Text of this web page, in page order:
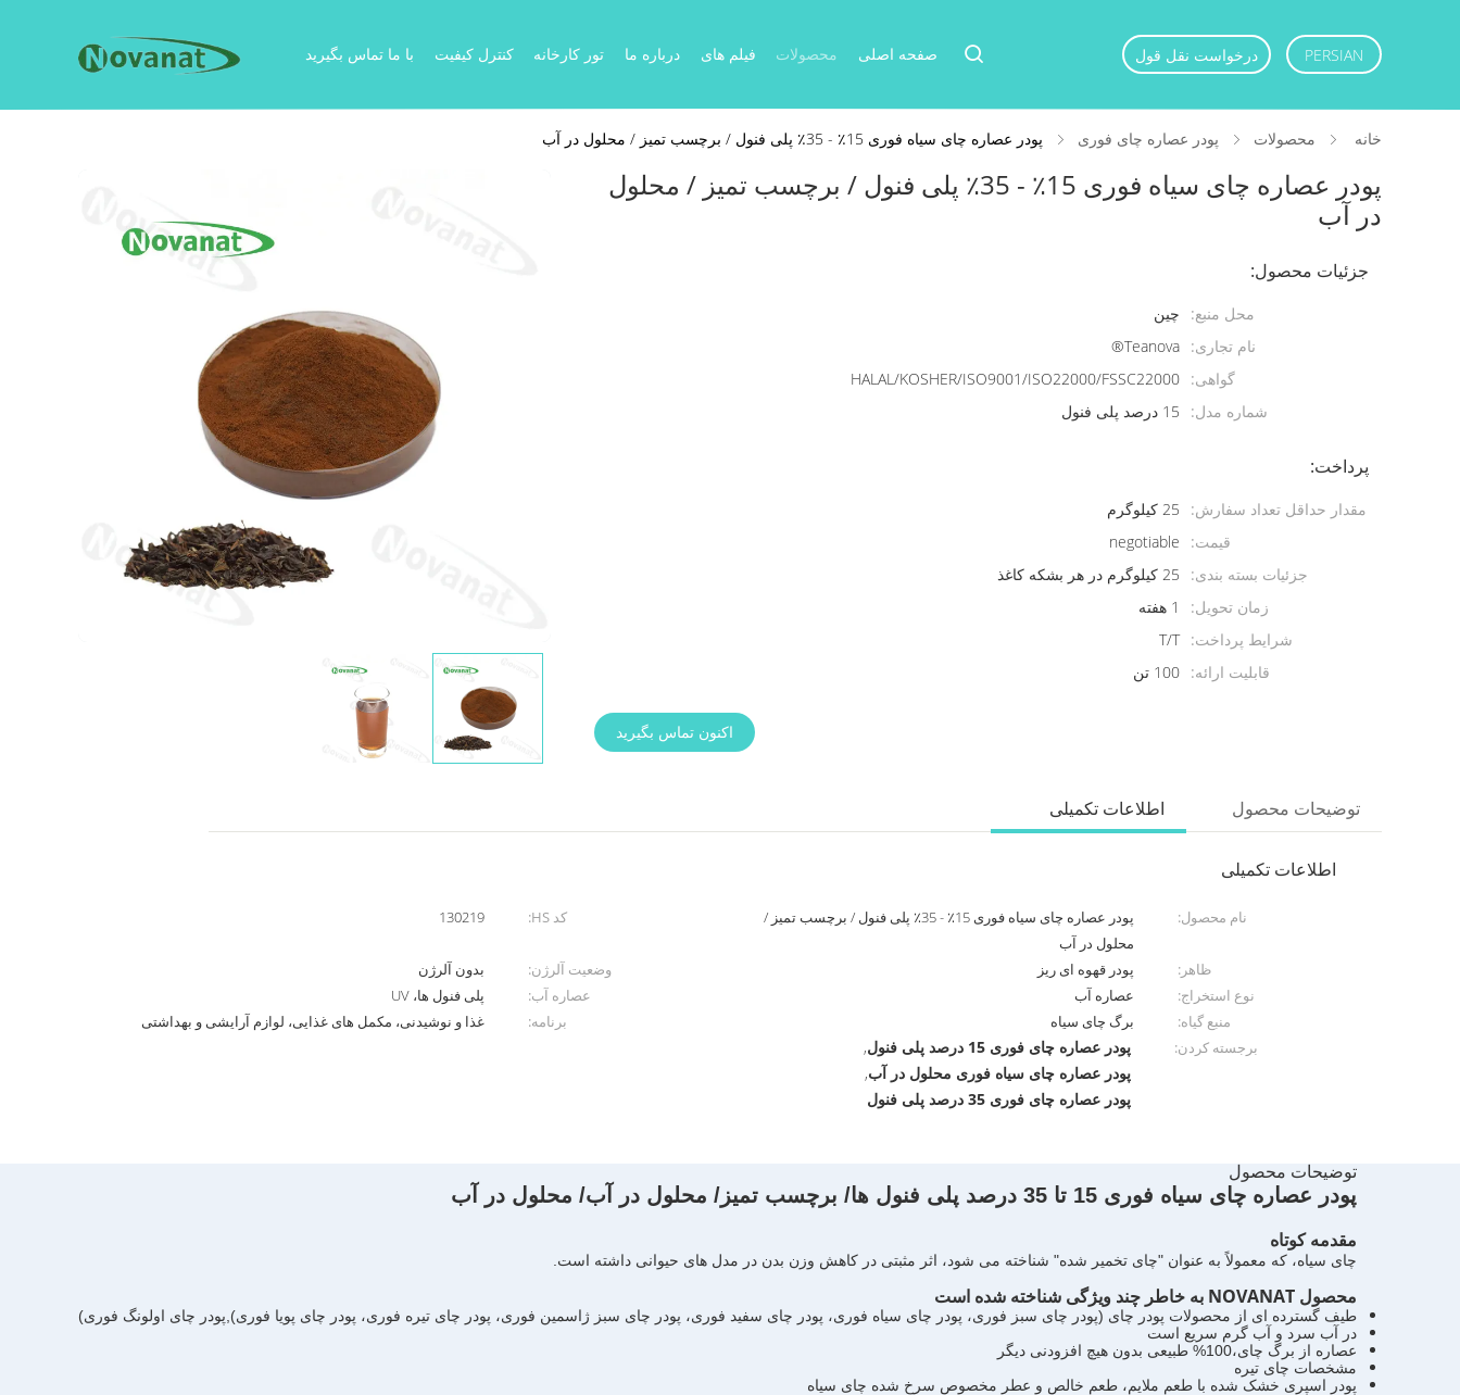
صفحه اصلی محصولات فیلم های درباره ما تور کارخانه کنترل کیفیت با ما تماس بگیرید درخواست نقل قول PERSIAN
خانه محصولات پودر عصاره چای فوری پودر عصاره چای سیاه فوری 15٪ - 35٪ پلی فنول / برچسب تمیز / محلول در آب
پودر عصاره چای سیاه فوری 15٪ - 35٪ پلی فنول / برچسب تمیز / محلول
در آب
جزئیات محصول:
محل منبع:
چین
نام تجاری: Teanova®
گواهی: HALAL/KOSHER/ISO9001/ISO22000/FSSC22000
شماره مدل:
15 درصد پلی فنول
پرداخت:
مقدار حداقل تعداد سفارش:
25 کیلوگرم
قیمت:
negotiable
جزئیات بسته بندی:
25 کیلوگرم در هر بشکه کاغذ
زمان تحویل:
1 هفته
شرایط پرداخت: T/T
قابلیت ارائه: 100 تن
اکنون تماس بگیرید
اطلاعات تکمیلی توضیحات محصول
اطلاعات تکمیلی
نام محصول:
پودر عصاره چای سیاه فوری 15٪ - 35٪ پلی فنول / برچسب تمیز /
محلول در آب
کد HS: 130219
ظاهر: پودر قهوه ای ریز وضعیت آلرژن:
بدون آلرژن
نوع استخراج:
عصاره آب عصاره آب:
پلی فنول ها، UV
منبع گیاه:
برگ چای سیاه برنامه:
غذا و نوشیدنی، مکمل های غذایی، لوازم آرایشی و بهداشتی
برجسته کردن:
پودر عصاره چای فوری 15 درصد پلی فنول ,
پودر عصاره چای سیاه فوری محلول در آب,
پودر عصاره چای فوری 35 درصد پلی فنول
توضیحات محصول
پودر عصاره چای سیاه فوری 15 تا 35 درصد پلی فنول ها/ برچسب تمیز/ محلول در آب/ محلول در آب
مقدمه کوتاه
چای سیاه، که معمولاً به عنوان "چای تخمیر شده" شناخته می شود، اثر مثبتی در کاهش وزن بدن در مدل های حیوانی داشته است.
محصول NOVANAT به خاطر چند ویژگی شناخته شده است
طیف گسترده ای از محصولات پودر چای (پودر چای سبز فوری، پودر چای سیاه فوری، پودر چای سفید فوری، پودر چای سبز ژاسمین فوری، پودر چای تیره فوری، پودر چای پویا فوری),پودر چای اولونگ فوری)
در آب سرد و آب گرم سریع است
عصاره از برگ چای،100% طبیعی بدون هیچ افزودنی دیگر
مشخصات چای تیره
پودر اسپری خشک شده با طعم ملایم، طعم خالص و عطر مخصوص سرخ شده چای سیاه